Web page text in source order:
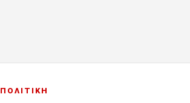
ΠΟΛΙΤΙΚΗ